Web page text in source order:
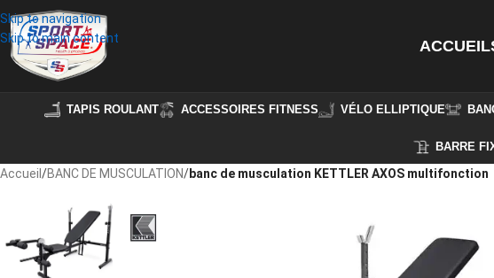
Skip to navigation
Skip to main content
ACCUEIL
TAPIS ROULANT ACCESSOIRES FITNESS VÉLO ELLIPTIQUE
BARRE
Accueil /BANC DE MUSCULATION/banc de musculation KETTLER AXOS multifonction